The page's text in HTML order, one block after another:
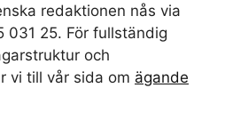
redaktionen nås via
031 25. För fullständig
och
vi till vår sida om ägande